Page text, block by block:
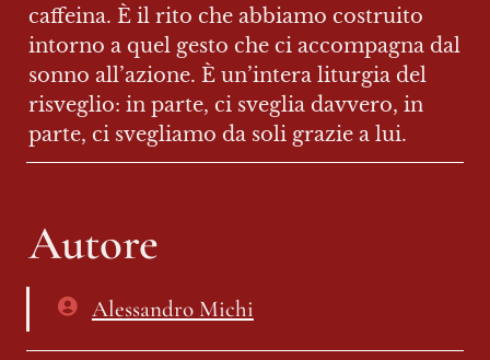
caffeina. È il rito che abbiamo costruito
intorno a quel gesto che ci accompagna dal
sonno all’azione. È un’intera liturgia del
risveglio: in parte, ci sveglia davvero, in
parte, ci svegliamo da soli grazie a lui.
Autore
Alessandro Michi